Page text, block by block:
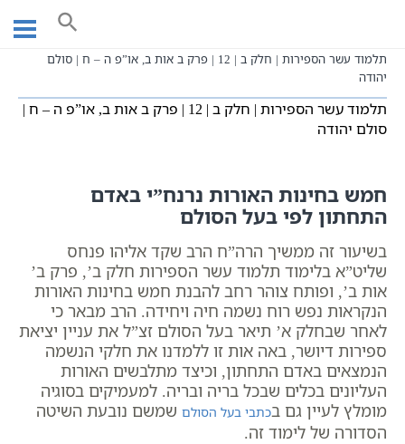
content
תלמוד עשר הספירות | חלק ב | 12 | פרק ב אות ב, או”פ ה – ח | סולם
יהודה
תלמוד עשר הספירות | חלק ב | 12 | פרק ב אות ב, או”פ ה – ח |
סולם יהודה
חמש בחינות האורות נרנח”י באדם
התחתון לפי בעל הסולם
בשיעור זה ממשיך הרה”ח הרב שקד אליהו פנחס
שליט”א בלימוד תלמוד עשר הספירות חלק ב’, פרק ב’
אות ב’, ופותח צוהר רחב להבנת חמש בחינות האורות
הנקראות נפש רוח נשמה חיה ויחידה. הרב מבאר כי
לאחר שבחלק א’ תיאר בעל הסולם זצ”ל את עניין יציאת
ספירות דיושר, באה אות זו ללמדנו את חלקי הנשמה
הנמצאים באדם התחתון, וכיצד מתלבשים האורות
העליונים בכלים שבכל בריה ובריה. למעמיקים בסוגיה
מומלץ לעיין גם בכתבי בעל הסולם שמשם נובעת השיטה
הסדורה של לימוד זה.